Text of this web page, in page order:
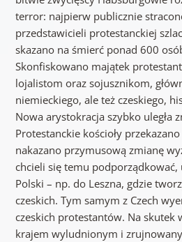
terror: najpierw publicznie
przedstawicieli protestanckiej
skazano na śmierć ponad 600
Skonfiskowano majątek
lojalistom oraz sojusznikom,
niemieckiego, ale też czeskiego,
Nowa arystokracja szybko uległa
Protestanckie kościoły
nakazano przymusową zmianę
chcieli się temu podporządkować,
Polski – np. do Leszna, gdzie
czeskich. Tym samym z Czech
czeskich protestantów. Na skutek
krajem wyludnionym i